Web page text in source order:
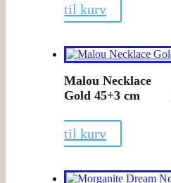
til kurv
Malou Necklace
Gold 45+3 cm
til kurv